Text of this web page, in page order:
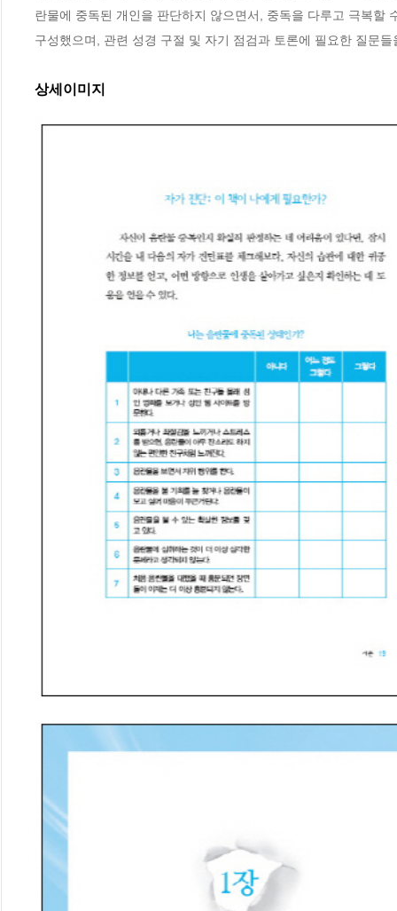
란물에 중독된 개인을 판단하지 않으면서, 중독을 다루고 극복할
구성했으며, 관련 성경 구절 및 자기 점검과 토론에 필요한 질문
상세이미지